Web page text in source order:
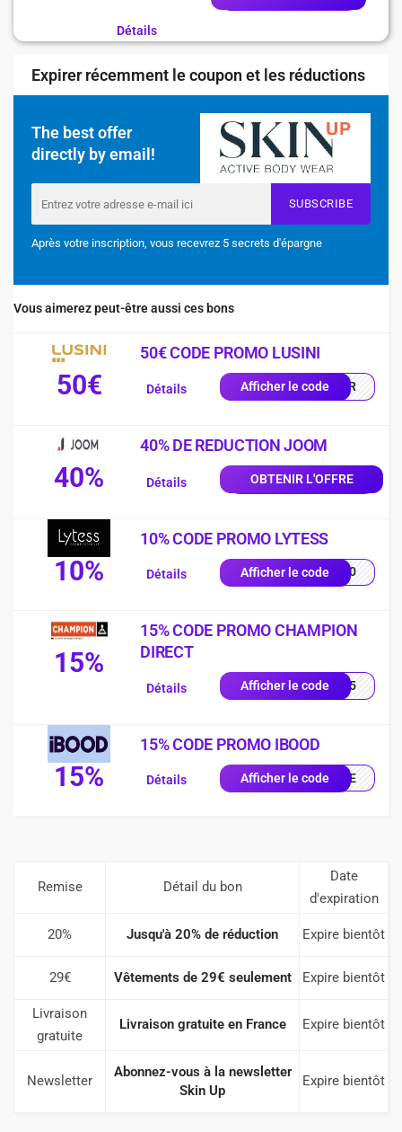
Détails
Expirer récemment le coupon et les réductions
The best offer
directly by email!
SUBSCRIBE
Après votre inscription, vous recevrez 5 secrets d'épargne
Vous aimerez peut-être aussi ces bons
50€
50€ CODE PROMO LUSINI
Afficher le code0-FR
Détails
40%
40% DE REDUCTION JOOM
OBTENIR L'OFFRE
Détails
10%
10% CODE PROMO LYTESS
Afficher le codeSS10
Détails
15%
15% CODE PROMO CHAMPION
DIRECT
Afficher le codeUE15
Détails
15%
15% CODE PROMO IBOOD
Afficher le codeIQUE
Détails
Remise Détail du bon
Date
d'expiration
20% Jusqu'à 20% de réduction Expire bientôt
29€ Vêtements de 29€ seulement Expire bientôt
Livraison
gratuite
Livraison gratuite en France Expire bientôt
Newsletter
Abonnez-vous à la newsletter
Skin Up
Expire bientôt